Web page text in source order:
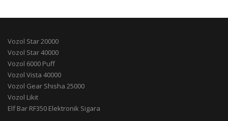
Vozol Star 20000
Vozol Star 40000
Vozol 6000 Puff
Vozol Vista 40000
Vozol Gear Shisha 25000
Vozol Likit
Elf Bar RF350 Elektronik Sigara